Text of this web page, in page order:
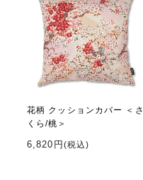
花柄 クッションカバー ＜さ
くら/桃＞
6,820円 (税込)